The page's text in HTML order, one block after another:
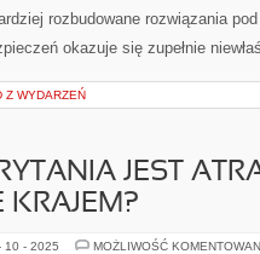
rozbudowane rozwiązania
okazuje się zupełnie
Z WYDARZEŃ
JEST
KRAJEM?
10 - 2025 MOŻLIWOŚĆ